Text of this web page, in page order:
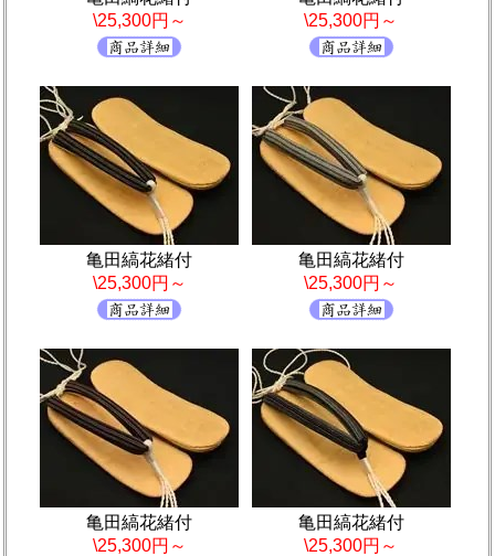
\25,300円～
\25,300円～
亀田縞花緒付
\25,300円～
亀田縞花緒付
\25,300円～
亀田縞花緒付
\25,300円～
亀田縞花緒付
\25,300円～